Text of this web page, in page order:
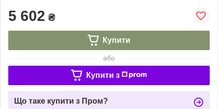
5 602 ₴
Купити
або
Купити з
Що таке купити з Пром?